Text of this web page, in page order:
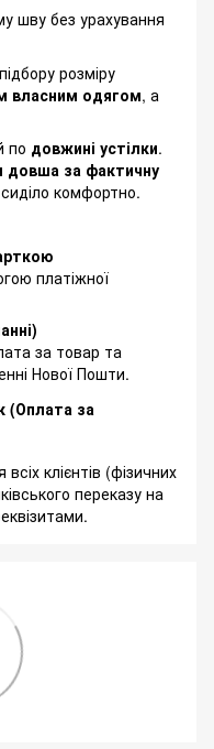
шву без урахування
розміру
власним одягом, а
по довжині устілки.
довша за фактичну
комфортно.
платіжної
за товар та
Нової Пошти.
(Оплата за
клієнтів (фізичних
переказу на